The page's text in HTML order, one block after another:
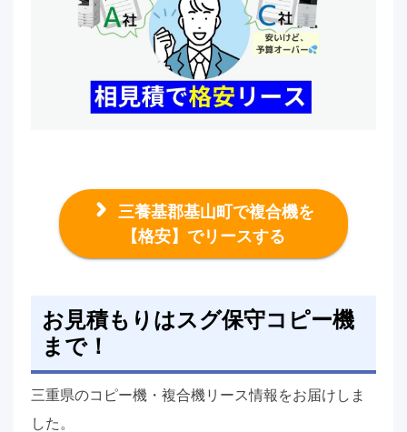
三養基郡基山町で複合機を
【格安】でリースする
お見積もりはスグ保守コピー機
まで！
三重県のコピー機・複合機リース情報をお届けしま
した。